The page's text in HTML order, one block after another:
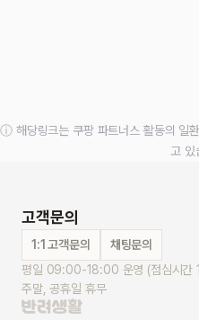
ⓘ 해당링크는 쿠팡 파트너스 활동의 일
고 있
고객문의
1:1 고객문의
채팅문의
평일 09:00-18:00 운영 (점심시간
주말, 공휴일 휴무